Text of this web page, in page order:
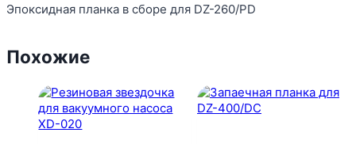
Эпоксидная планка в сборе для DZ-260/PD
Похожие